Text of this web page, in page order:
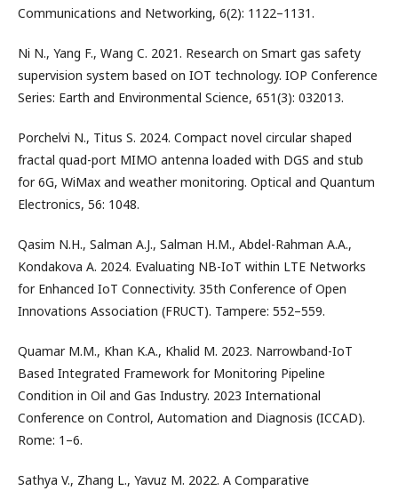
Communications and Networking, 6(2): 1122–1131.
Ni N., Yang F., Wang C. 2021. Research on Smart gas safety
supervision system based on IOT technology. IOP Conference
Series: Earth and Environmental Science, 651(3): 032013.
Porchelvi N., Titus S. 2024. Compact novel circular shaped
fractal quad-port MIMO antenna loaded with DGS and stub
for 6G, WiMax and weather monitoring. Optical and Quantum
Electronics, 56: 1048.
Qasim N.H., Salman A.J., Salman H.M., Abdel-Rahman A.A.,
Kondakova A. 2024. Evaluating NB-IoT within LTE Networks
for Enhanced IoT Connectivity. 35th Conference of Open
Innovations Association (FRUCT). Tampere: 552–559.
Quamar M.M., Khan K.A., Khalid M. 2023. Narrowband-IoT
Based Integrated Framework for Monitoring Pipeline
Condition in Oil and Gas Industry. 2023 International
Conference on Control, Automation and Diagnosis (ICCAD).
Rome: 1–6.
Sathya V., Zhang L., Yavuz M. 2022. A Comparative